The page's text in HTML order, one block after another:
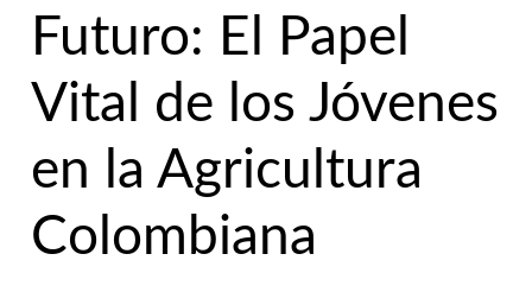
Futuro: El Papel
Vital de los Jóvenes
en la Agricultura
Colombiana